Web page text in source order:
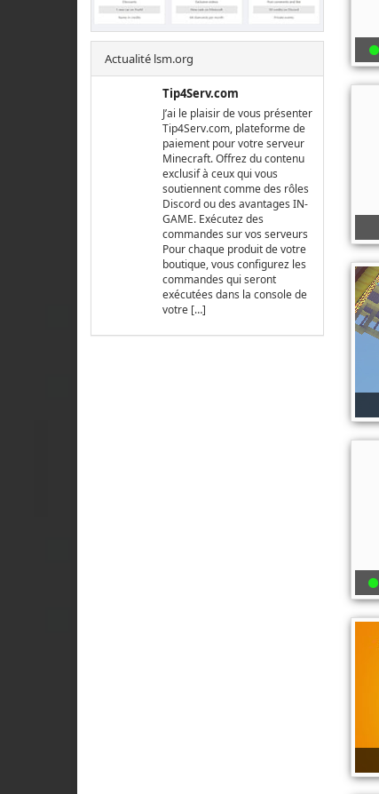
Actualité lsm.org
Tip4Serv.com
J’ai le plaisir de vous présenter
Tip4Serv.com, plateforme de
paiement pour votre serveur
Minecraft. Offrez du contenu
exclusif à ceux qui vous
soutiennent comme des rôles
Discord ou des avantages IN-
GAME. Exécutez des
commandes sur vos serveurs
Pour chaque produit de votre
boutique, vous configurez les
commandes qui seront
exécutées dans la console de
votre […]